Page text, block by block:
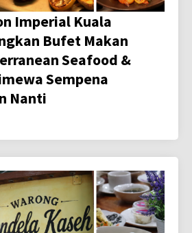
Imperial Kuala
Bufet Makan
Seafood &
Sempena
Nanti